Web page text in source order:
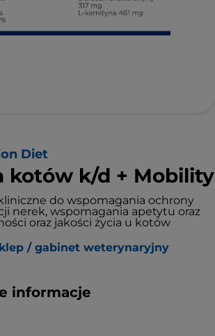
Diet
kotów k/d + Mobility
do wspomagania ochrony
nerek, wspomagania apetytu oraz
oraz jakości życia u kotów
/ gabinet weterynaryjny
informacje